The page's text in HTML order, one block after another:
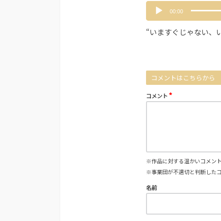
声
プ
ー
00:00
“いますぐじゃない、
コメントはこちらから
コメント *
※作品に対する温かいコメン
※事業団が不適切と判断した
名前